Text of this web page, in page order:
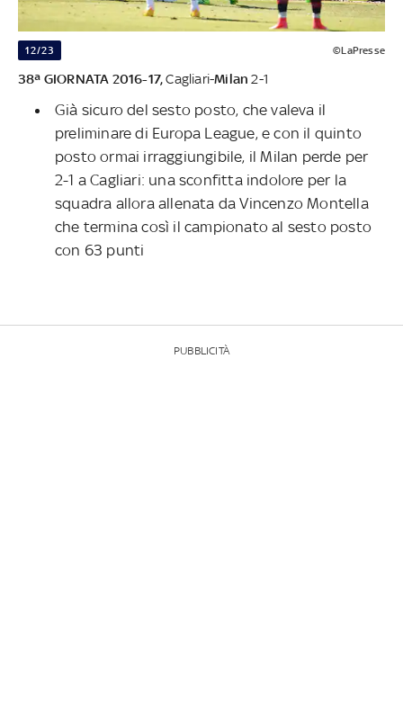
12/23 ©LaPresse
38ª GIORNATA 2016-17,Cagliari-Milan 2-1
Già sicuro del sesto posto, che valeva il
preliminare di Europa League, e con il quinto
posto ormai irraggiungibile, il Milan perde per
2-1 a Cagliari: una sconfitta indolore per la
squadra allora allenata da Vincenzo Montella
che termina così il campionato al sesto posto
con 63 punti
PUBBLICITÀ